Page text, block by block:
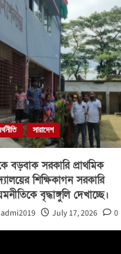
সারাদেশ
বড়বাক সরকারি প্রাথমিক
শিক্ষিকাগন সরকারি
বৃদ্ধাঙ্গুলি দেখাচ্ছে।
admi2019 July 17, 2026 0